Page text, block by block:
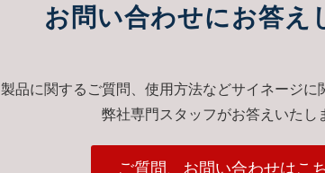
お問い合わせにお答え
製品に関するご質問、使用方法などサイネージに
弊社専門スタッフがお答えいたし
ご質問、お問い合わせはこ